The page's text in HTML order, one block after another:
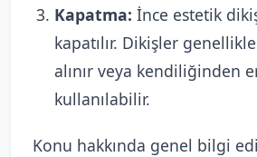
Kapatma: İnce estetik
kapatılır. Dikişler
alınır veya kendiliğinden
kullanılabilir.
Konu hakkında genel bilgi